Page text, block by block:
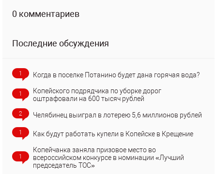
0 комментариев
Последние обсуждения
1 Когда в поселке Потанино будет дана горячая вода?
1
Копейского подрядчика по уборке дорог
оштрафовали на 600 тысяч рублей
2 Челябинец выиграл в лотерею 5,6 миллионов рублей
1 Как будут работать купели в Копейске в Крещение
1
Копейчанка заняла призовое место во
всероссийском конкурсе в номинации «Лучший
председатель ТОС»